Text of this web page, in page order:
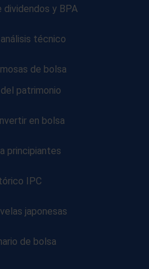
dividendos y BPA
técnico
de bolsa
patrimonio
en bolsa
principiantes
IPC
japonesas
de bolsa